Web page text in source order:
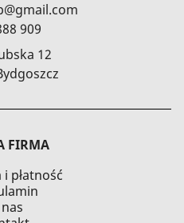
909
12
FIRMA
płatność